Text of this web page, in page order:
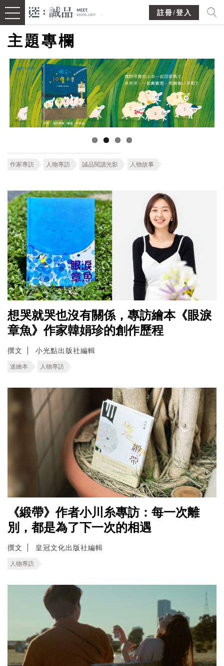
註冊/登入
主題專欄
作家專訪 人物專訪 誠品閱讀光影 人物故事
想哭就哭也沒有關係，專訪繪本《眼淚
章魚》作家韓娟珍的創作歷程
撰文 小光點出版社編輯
迷繪本 人物專訪
《緞帶》作者小川糸專訪：每一次離
別，都是為了下一次的相遇
撰文 皇冠文化出版社編輯
人物專訪